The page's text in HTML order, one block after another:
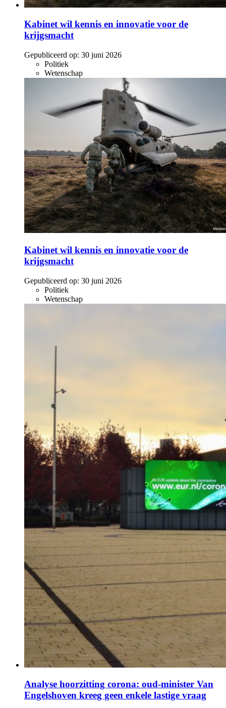
Kabinet wil kennis en innovatie voor de
krijgsmacht
Gepubliceerd op: 30 juni 2026
Politiek
Wetenschap
Kabinet wil kennis en innovatie voor de
krijgsmacht
Gepubliceerd op: 30 juni 2026
Politiek
Wetenschap
Analyse hoorzitting corona: oud-minister Van
Engelshoven kreeg geen enkele lastige vraag